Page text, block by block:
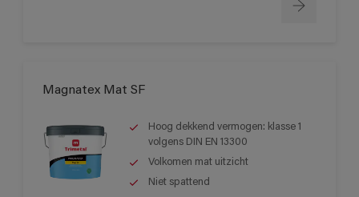
Magnatex Mat SF
Hoog dekkend vermogen: klasse 1
volgens DIN EN 13300
Volkomen mat uitzicht
Niet spattend